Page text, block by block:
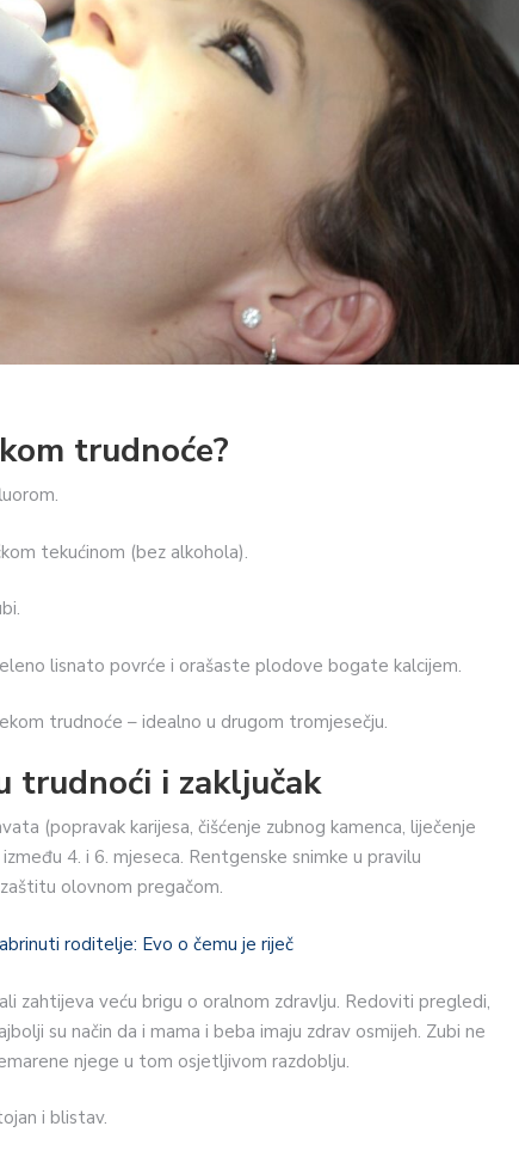
trudnoće?
tekućinom (bez alkohola).
lisnato povrće i orašaste plodove bogate kalcijem.
trudnoće – idealno u drugom tromjesečju.
trudnoći i zaključak
(popravak karijesa, čišćenje zubnog kamenca, liječenje
4. i 6. mjeseca. Rentgenske snimke u pravilu
olovnom pregačom.
roditelje: Evo o čemu je riječ
zahtijeva veću brigu o oralnom zdravlju. Redoviti pregledi,
su način da i mama i beba imaju zdrav osmijeh. Zubi ne
njege u tom osjetljivom razdoblju.
i blistav.